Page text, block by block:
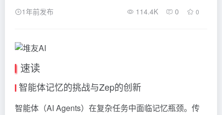
1年前发布 114.4K 0 0
速读
智能体记忆的挑战与Zep的创新
智能体（AI Agents）在复杂任务中面临记忆瓶颈。传